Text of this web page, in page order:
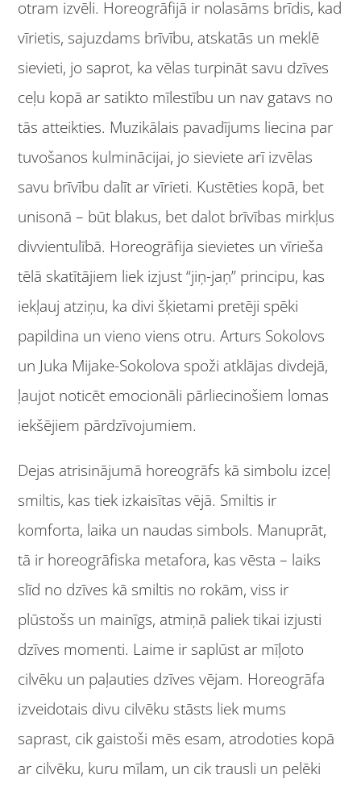
otram izvēli. Horeogrāfijā ir nolasāms brīdis, kad
vīrietis, sajuzdams brīvību, atskatās un meklē
sievieti, jo saprot, ka vēlas turpināt savu dzīves
ceļu kopā ar satikto mīlestību un nav gatavs no
tās atteikties. Muzikālais pavadījums liecina par
tuvošanos kulminācijai, jo sieviete arī izvēlas
savu brīvību dalīt ar vīrieti. Kustēties kopā, bet
unisonā – būt blakus, bet dalot brīvības mirkļus
divvientulībā. Horeogrāfija sievietes un vīrieša
tēlā skatītājiem liek izjust “jiņ-jaņ” principu, kas
iekļauj atziņu, ka divi šķietami pretēji spēki
papildina un vieno viens otru. Arturs Sokolovs
un Juka Mijake-Sokolova spoži atklājas divdejā,
ļaujot noticēt emocionāli pārliecinošiem lomas
iekšējiem pārdzīvojumiem.
Dejas atrisinājumā horeogrāfs kā simbolu izceļ
smiltis, kas tiek izkaisītas vējā. Smiltis ir
komforta, laika un naudas simbols. Manuprāt,
tā ir horeogrāfiska metafora, kas vēsta – laiks
slīd no dzīves kā smiltis no rokām, viss ir
plūstošs un mainīgs, atmiņā paliek tikai izjusti
dzīves momenti. Laime ir saplūst ar mīļoto
cilvēku un paļauties dzīves vējam. Horeogrāfa
izveidotais divu cilvēku stāsts liek mums
saprast, cik gaistoši mēs esam, atrodoties kopā
ar cilvēku, kuru mīlam, un cik trausli un pelēki